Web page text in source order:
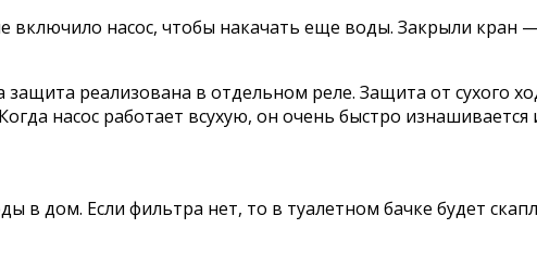
включило насос, чтобы накачать еще воды. Закрыли кран
реализована в отдельном реле. Защита от сухого
насос работает всухую, он очень быстро изнашивается
дом. Если фильтра нет, то в туалетном бачке будет